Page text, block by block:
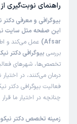
راهنمای نوبت‌گیری از
بیوگرافی و معرفی دکتر
Afsar) عمل می‌کند و
بررسی بیوگرافی دکتر
تخصص‌ها، شهرهای
درمان می‌کنند، در
فعالیت بیوگرافی دکتر
چنانچه در اختیار ما
زمینه تخصص دکتر